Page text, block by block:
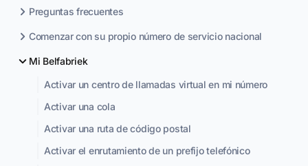
Preguntas frecuentes
Comenzar con su propio número de servicio nacional
Mi Belfabriek
Activar un centro de llamadas virtual en mi número
Activar una cola
Activar una ruta de código postal
Activar el enrutamiento de un prefijo telefónico